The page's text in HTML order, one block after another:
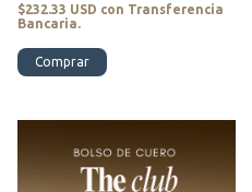
$232.33 USD con Transferencia
Bancaria.
Comprar